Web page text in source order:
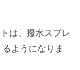
は、撥水スプレ
ようになりま